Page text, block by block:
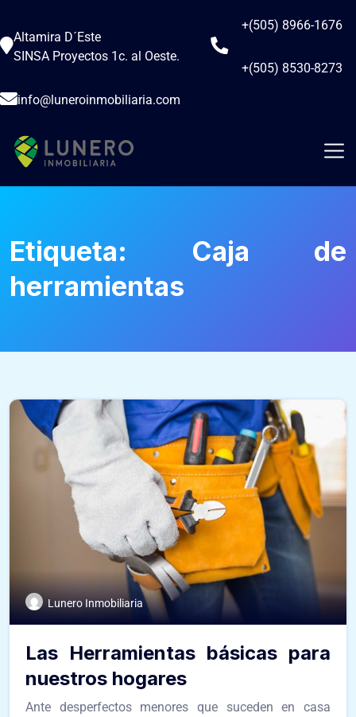
Altamira D´Este
SINSA Proyectos 1c. al Oeste.
+(505) 8966-1676
+(505) 8530-8273
info@luneroinmobiliaria.com
Etiqueta: Caja de
herramientas
Lunero Inmobiliaria
Las Herramientas básicas para
nuestros hogares
Ante desperfectos menores que suceden en casa